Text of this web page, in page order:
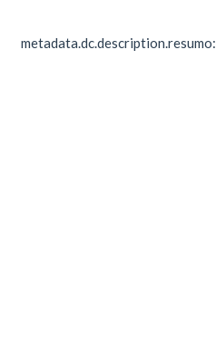
metadata.dc.description.resumo: